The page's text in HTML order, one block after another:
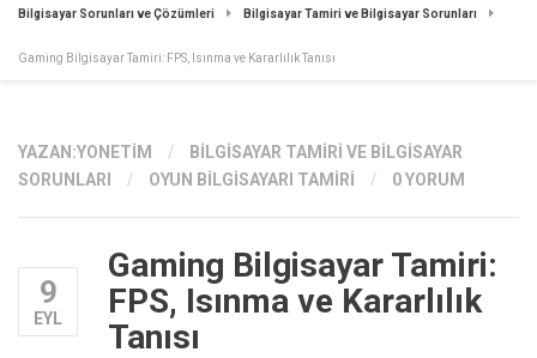
Bilgisayar Sorunları ve Çözümleri Bilgisayar Tamiri ve Bilgisayar Sorunları
Gaming Bilgisayar Tamiri: FPS, Isınma ve Kararlılık Tanısı
YAZAN:YONETIM /
BILGISAYAR TAMIRI VE BILGISAYAR
SORUNLARI
/ OYUN BILGISAYARI TAMIRI / 0 YORUM
9
EYL
Gaming Bilgisayar Tamiri:
FPS, Isınma ve Kararlılık
Tanısı